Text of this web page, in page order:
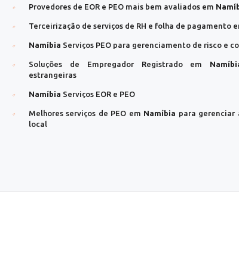
Provedores de EOR e PEO mais bem avaliados em
Terceirização de serviços de RH e folha de pagamento
Namíbia Serviços PEO para gerenciamento de risco e
Soluções de Empregador Registrado em
estrangeiras
Namíbia Serviços EOR e PEO
Melhores serviços de PEO em Namíbia para gerenciar
local